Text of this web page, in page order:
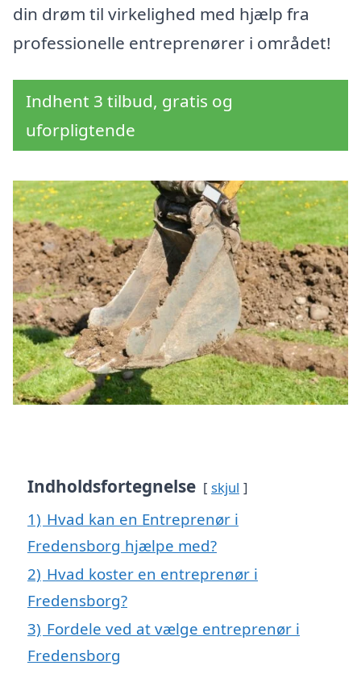
din drøm til virkelighed med hjælp fra
professionelle entreprenører i området!
Indhent 3 tilbud, gratis og
uforpligtende
Indholdsfortegnelse skjul
1) Hvad kan en Entreprenør i
Fredensborg hjælpe med?
2) Hvad koster en entreprenør i
Fredensborg?
3) Fordele ved at vælge entreprenør i
Fredensborg